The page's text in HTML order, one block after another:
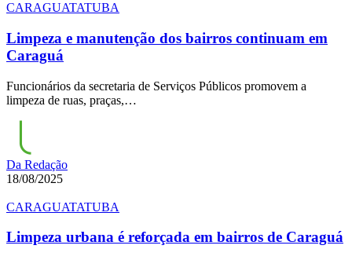
CARAGUATATUBA
Limpeza e manutenção dos bairros continuam em
Caraguá
Funcionários da secretaria de Serviços Públicos promovem a
limpeza de ruas, praças,…
Da Redação
18/08/2025
CARAGUATATUBA
Limpeza urbana é reforçada em bairros de Caraguá